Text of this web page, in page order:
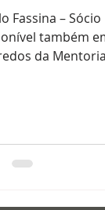
Fassina –
também
da